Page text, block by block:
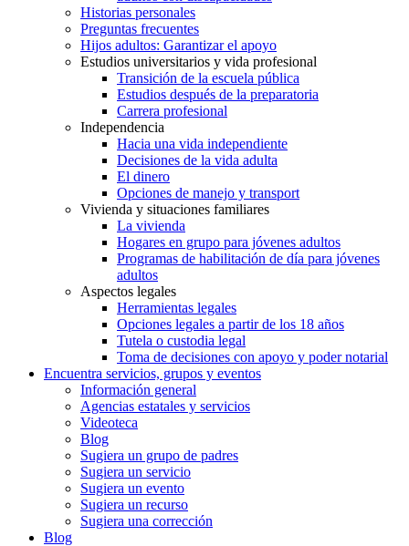
Historias personales
Preguntas frecuentes
Hijos adultos: Garantizar el apoyo
Estudios universitarios y vida profesional
Transición de la escuela pública
Estudios después de la preparatoria
Carrera profesional
Independencia
Hacia una vida independiente
Decisiones de la vida adulta
El dinero
Opciones de manejo y transport
Vivienda y situaciones familiares
La vivienda
Hogares en grupo para jóvenes adultos
Programas de habilitación de día para jóvenes
adultos
Aspectos legales
Herramientas legales
Opciones legales a partir de los 18 años
Tutela o custodia legal
Toma de decisiones con apoyo y poder notarial
Encuentra servicios, grupos y eventos
Información general
Agencias estatales y servicios
Videoteca
Blog
Sugiera un grupo de padres
Sugiera un servicio
Sugiera un evento
Sugiera un recurso
Sugiera una corrección
Blog